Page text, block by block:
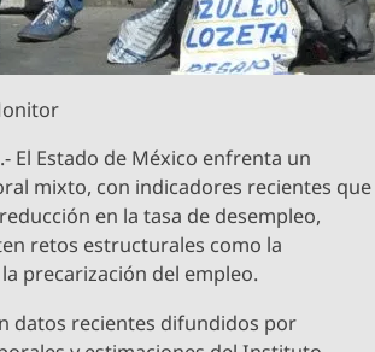
El Estado de México enfrenta un
mixto, con indicadores recientes que
en la tasa de desempleo,
retos estructurales como la
precarización del empleo.
datos recientes difundidos por